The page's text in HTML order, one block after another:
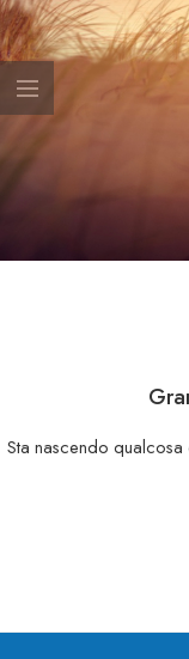
Sta nascendo